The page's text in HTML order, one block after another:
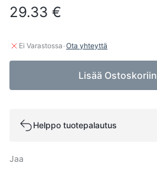
29.33 €
Ei Varastossa ·Ota yhteyttä
Lisää Ostoskoriin
Helppo tuotepalautus
Jaa